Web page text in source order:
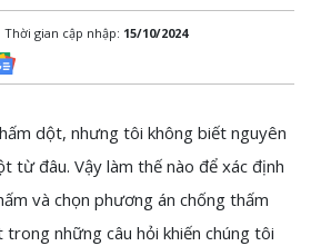
Thời gian cập nhập: 15/10/2024
dột, nhưng tôi không biết nguyên
từ đâu. Vậy làm thế nào để xác định
và chọn phương án chống thấm
những câu hỏi khiến chúng tôi